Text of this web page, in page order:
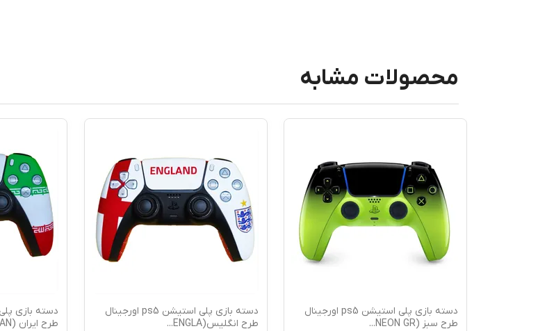
محصولات مشابه
دسته بازی پلی استیشن ps5 اورجینال
طرح سبز (NEON GR
...
دسته بازی پلی استیشن ps5 اورجینال
طرح انگلیس(ENGLA
...
طرح ایران (IRAN)